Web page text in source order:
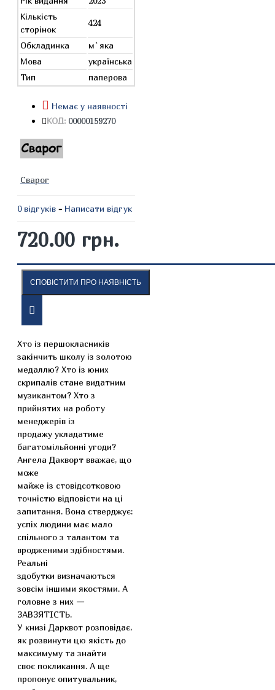
Кількість
сторінок
424
Обкладинка
м`яка
Мова
українська
Тип
паперова
Немає у наявності
КОД: 00000159270
Сварог
0 відгуків - Написати відгук
720.00 грн.
СПОВІСТИТИ ПРО НАЯВНІСТЬ
ОПИС ВІДГУКИ
Хто із першокласників
закінчить школу із золотою
медаллю? Хто із юних
скрипалів стане видатним
музикантом? Хто з
прийнятих на роботу
менеджерів із
продажу укладатиме
багатомільйонні угоди?
Ангела Дакворт вважає, що
може
майже із стовідсотковою
точністю відповісти на ці
запитання. Вона стверджує:
успіх людини має мало
спільного з талантом та
вродженими здібностями.
Реальні
здобутки визначаються
зовсім іншими якостями. А
головне з них —
ЗАВЗЯТІСТЬ.
У книзі Дарквот розповідає,
як розвинути цю якість до
максимуму та знайти
своє покликання. А ще
пропонує опитувальник,